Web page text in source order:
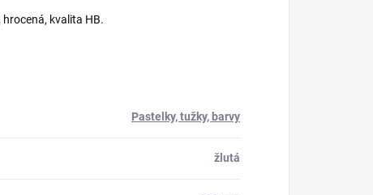
kvalita HB.
Pastelky, tužky, barvy
žlutá